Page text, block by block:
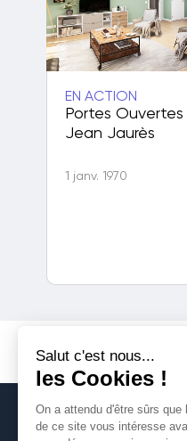
EN ACTION
Portes
Jean Jaurès
1 janv. 1970